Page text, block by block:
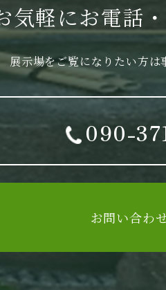
気軽にお電話
展示場をご覧になりたい方は
090-
お問い合わ